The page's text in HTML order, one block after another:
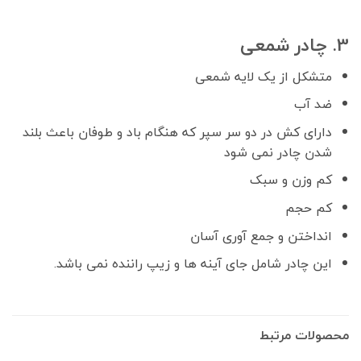
3. چادر شمعی
متشکل از یک لایه شمعی
ضد آب
دارای کش در دو سر سپر که هنگام باد و طوفان باعث بلند
شدن چادر نمی شود
کم وزن و سبک
کم حجم
انداختن و جمع آوری آسان
این چادر شامل جای آینه ها و زیپ راننده نمی باشد.
محصولات مرتبط